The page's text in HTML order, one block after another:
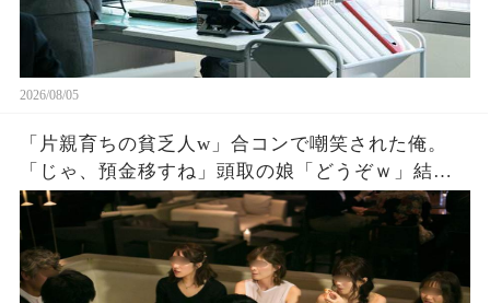
2026/08/05
「片親育ちの貧乏人w」合コンで嘲笑された俺。
「じゃ、預金移すね」頭取の娘「どうぞｗ」結果
。